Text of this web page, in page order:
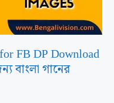
FB DP Download
বাংলা গানের